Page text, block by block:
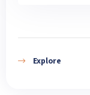
Explore